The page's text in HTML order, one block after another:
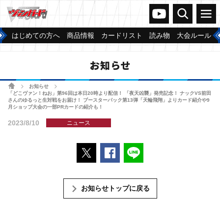
ヴァンガードch
検索 メニュー
はじめての方へ 商品情報 カードリスト 読み物 大会ルール
お知らせ
ホームお知らせ
「どこヴァン！ねお」第96回は本日20時より配信！ 「夜天凶襲」発売記念！ ナックVS前田
さんのゆるっと生対戦をお届け！ ブースターパック第13弾「天輪飛翔」よりカード紹介や9
月ショップ大会の一部PRカードの紹介も！
2023/8/10 ニュース
ポストするFacebookでシェアする
お知らせトップに戻る